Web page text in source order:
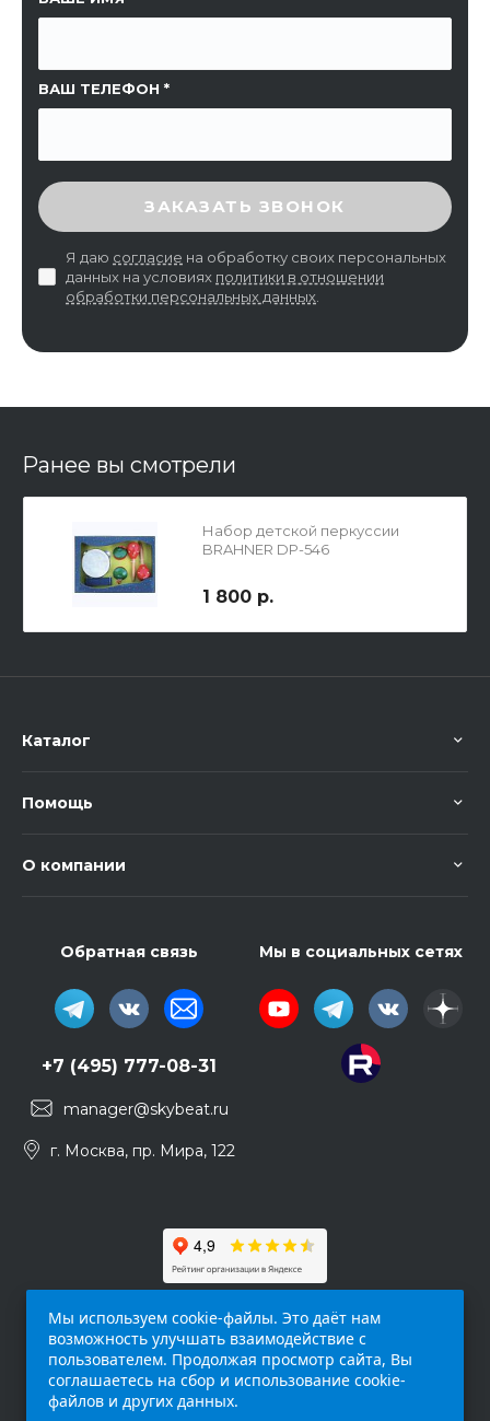
ВАШ ТЕЛЕФОН
ВВЕДИТЕ ПРОВЕРОЧНЫЙ КОД
ЗАКАЗАТЬ ЗВОНОК
Я даю согласие на обработку своих персональных
данных на условиях политики в отношении
обработки персональных данных
Ранее вы смотрели
Набор детской перкуссии
BRAHNER DP-546
1 800 р.
Каталог
Помощь
О компании
Обратная связь
+7 (495) 777-08-31
manager@skybeat.ru
г. Москва, пр. Мира, 122
Мы в социальных сетях
Мы используем cookie-файлы. Это даёт нам
возможность улучшать взаимодействие с
пользователем. Продолжая просмотр сайта, Вы
соглашаетесь на сбор и использование cookie-
файлов и других данных.